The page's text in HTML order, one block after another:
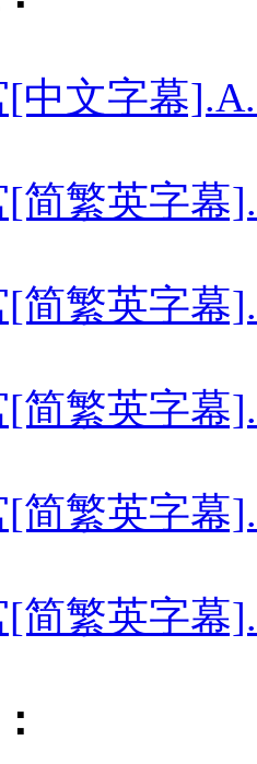
中文字幕
繁英字幕
简繁英字幕
繁英字幕
繁英字幕
简繁英字幕